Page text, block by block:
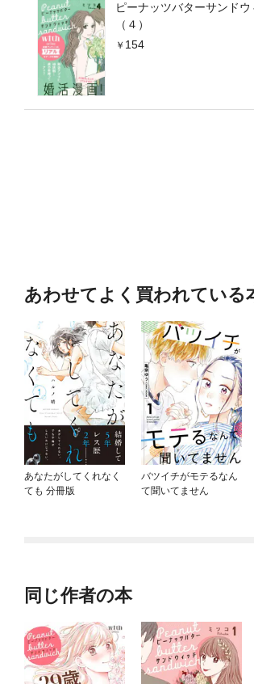
ピーナッツバターサンド
（４）
154
あわせてよく買われている
あなたがしてくれなく
ても 分冊版
バツイチがモテるなん
て聞いてません
同じ作者の本